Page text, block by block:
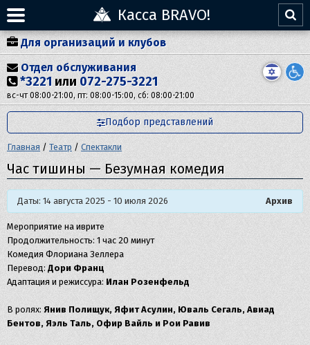
Касса BRAVO!
Для организаций и клубов
Отдел обслуживания
*3221 или 072-275-3221
вс-чт 08:00-21:00, пт: 08:00-15:00, сб: 08:00-21:00
Подбор представлений
Главная / Театр / Спектакли
Час тишины — Безумная комедия
Архив
Даты: 14 августа 2025 - 10 июля 2026
Мероприятие на иврите
Продолжительность: 1 час 20 минут
Комедия Флориана Зеллера
Перевод: Дори Франц
Адаптация и режиссура: Илан Розенфельд
В ролях: Янив Полищук, Яфит Асулин, Юваль Сегаль, Авиад
Бентов, Яэль Таль, Офир Вайль и Рои Равив